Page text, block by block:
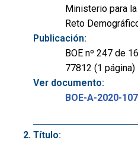
Ministerio para
Reto
Publicación:
BOE nº 247 de
77812 (1 página)
Ver documento:
BOE-A-2020-
Título: